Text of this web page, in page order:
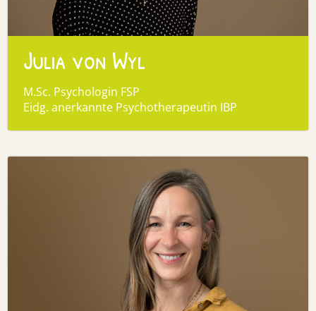
Julia von Wyl
M.Sc. Psychologin FSP
Eidg. anerkannte Psychotherapeutin IBP